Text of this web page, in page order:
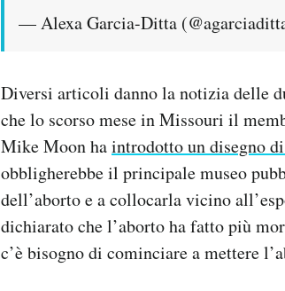
— Alexa Garcia-Ditta
Diversi articoli danno la notizia delle
che lo scorso mese in Missouri il
Mike Moon haintrodotto un disegno
obbligherebbe il principale museo
dell’aborto e a collocarla vicino
dichiarato che l’aborto ha fatto più
c’è bisogno di cominciare a mettere